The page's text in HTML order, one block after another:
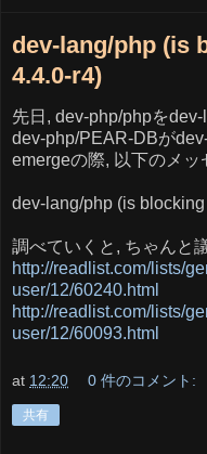
dev-lang/php (is
4.4.0-r4)
先日, dev-php/phpをdev-
dev-php/PEAR-DBが
emergeの際, 以下のメ
dev-lang/php (is
調べていくと, ちゃんと
http://readlist.com/lists/
user/12/60240.html
http://readlist.com/lists/
user/12/60093.html
at 12:20 0 件のコメント:
共有